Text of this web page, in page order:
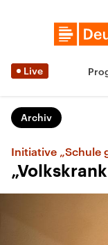
Live
Archiv
Initiative „Schule